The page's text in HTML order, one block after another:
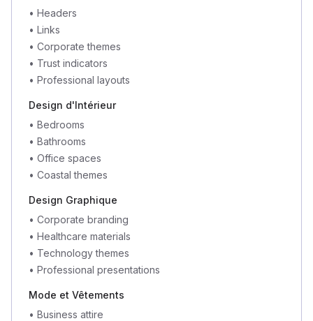
• Headers
• Links
• Corporate themes
• Trust indicators
• Professional layouts
Design d'Intérieur
• Bedrooms
• Bathrooms
• Office spaces
• Coastal themes
Design Graphique
• Corporate branding
• Healthcare materials
• Technology themes
• Professional presentations
Mode et Vêtements
• Business attire